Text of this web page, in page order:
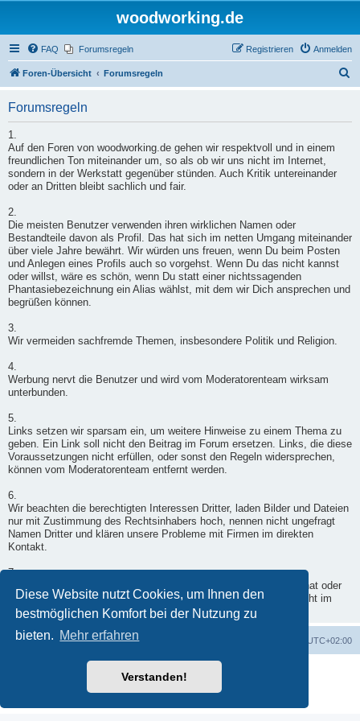
Diese Website nutzt Cookies, um Ihnen den
bestmöglichen Komfort bei der Nutzung zu
bieten. Mehr erfahren
Verstanden!
woodworking.de
FAQ Forumsregeln Anmelden
Registrieren
Foren-Übersicht Forumsregeln
Forumsregeln
1.
Auf den Foren von woodworking.de gehen wir respektvoll und in einem
freundlichen Ton miteinander um, so als ob wir uns nicht im Internet,
sondern in der Werkstatt gegenüber stünden. Auch Kritik untereinander
oder an Dritten bleibt sachlich und fair.
2.
Die meisten Benutzer verwenden ihren wirklichen Namen oder
Bestandteile davon als Profil. Das hat sich im netten Umgang miteinander
über viele Jahre bewährt. Wir würden uns freuen, wenn Du beim Posten
und Anlegen eines Profils auch so vorgehst. Wenn Du das nicht kannst
oder willst, wäre es schön, wenn Du statt einer nichtssagenden
Phantasiebezeichnung ein Alias wählst, mit dem wir Dich ansprechen und
begrüßen können.
3.
Wir vermeiden sachfremde Themen, insbesondere Politik und Religion.
4.
Werbung nervt die Benutzer und wird vom Moderatorenteam wirksam
unterbunden.
5.
Links setzen wir sparsam ein, um weitere Hinweise zu einem Thema zu
geben. Ein Link soll nicht den Beitrag im Forum ersetzen. Links, die diese
Voraussetzungen nicht erfüllen, oder sonst den Regeln widersprechen,
können vom Moderatorenteam entfernt werden.
6.
Wir beachten die berechtigten Interessen Dritter, laden Bilder und Dateien
nur mit Zustimmung des Rechtsinhabers hoch, nennen nicht ungefragt
Namen Dritter und klären unsere Probleme mit Firmen im direkten
Kontakt.
7.
Wenn ein Moderator doch einmal in Deinen Beitrag eingegriffen hat oder
er nicht freigegeben wurde, wende Dich per Kontaktformular - nicht im
Forum - an einen Moderator.
Foren-Übersicht UTC+02:00
Deutsche Übersetzung durch